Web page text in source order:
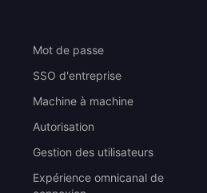
Mot de passe
SSO d'entreprise
Machine à machine
Autorisation
Gestion des utilisateurs
Expérience omnicanal de